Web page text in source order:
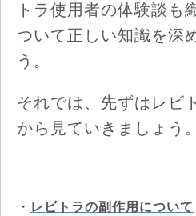
トラ使用者の体験談も
ついて正しい知識を深
う。
それでは、先ずはレビ
から見ていきましょう。
・ レビトラの副作用について